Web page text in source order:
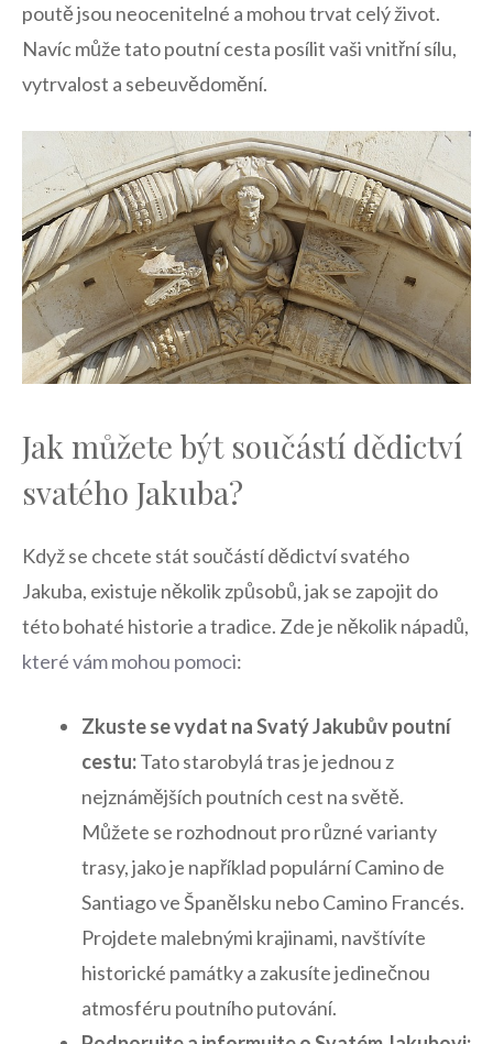
poutě jsou neocenitelné a mohou trvat celý život.
Navíc může tato poutní cesta posílit vaši vnitřní sílu,
vytrvalost a sebeuvědomění.
Jak můžete být součástí dědictví
svatého Jakuba?
Když se chcete stát součástí dědictví svatého
Jakuba, existuje několik způsobů, jak se zapojit do⁣
této bohaté historie a tradice. Zde je několik nápadů,
které vám mohou pomoci:
Zkuste se vydat na Svatý Jakubův poutní
cestu:Tato starobylá⁣ tras je⁤ jednou z
⁣nejznámějších poutních cest‍ na světě.
Můžete se rozhodnout pro různé varianty
trasy, jako je například populární Camino de
Santiago ve Španělsku nebo Camino Francés.
Projdete malebnými krajinami, navštívíte
historické ⁤památky a zakusíte⁣ jedinečnou
atmosféru poutního putování.